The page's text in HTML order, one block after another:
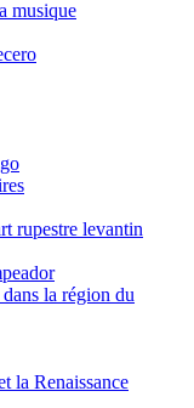
musique
rupestre levantin
la région du
la Renaissance